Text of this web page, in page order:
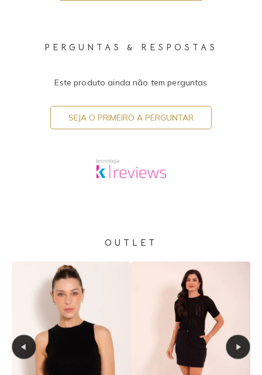
PERGUNTAS & RESPOSTAS
Este produto ainda não tem perguntas
SEJA O PRIMEIRO A PERGUNTAR
OUTLET